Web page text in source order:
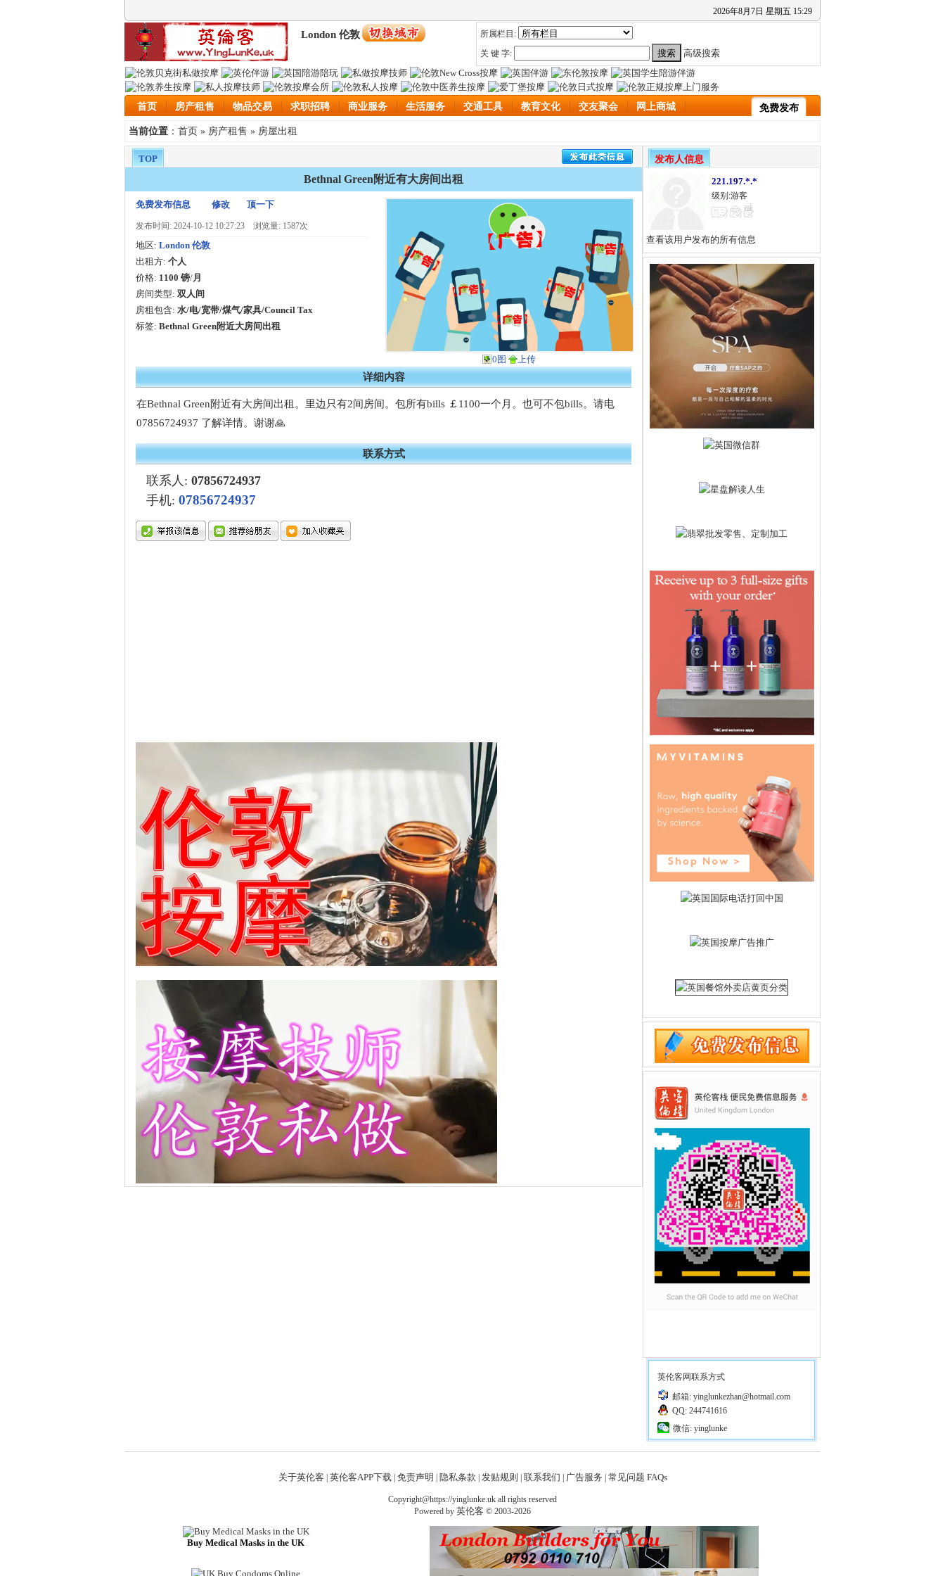
2026年8月 7日 星期五 15:29
London 伦敦
所属栏目:
关 键 字:
高级搜索
首页 房产租售 物品交易 求职招聘 商业服务 生活服务 交通工具 教育文化 交友聚会 网上商城 免费发布
当前位置 ： 首页 » 房产租售 » 房屋出租
TOP
Bethnal Green附近有大房间出租
免费发布信息 修改 顶一下
发布时间: 2024-10-12 10:27:23 浏览量: 1587次
地区: London 伦敦
出租方: 个人
价格: 1100 镑/月
房间类型: 双人间
房租包含: 水/电/宽带/煤气/家具/Council Tax
标签: Bethnal Green附近大房间出租
0图 上传
详细内容
在Bethnal Green附近有大房间出租。里边只有2间房间。包所有bills ￡1100一个月。也可不包bills。请电
07856724937 了解详情。谢谢🙏
联系方式
联系人: 07856724937
手机: 07856724937
发布人信息
221.197.*.*
级别:游客
查看该用户发布的所有信息
英伦客网联系方式
邮箱: yinglunkezhan@hotmail.com
QQ: 244741616
微信: yinglunke
关于英伦客 英伦客APP下载| 免责声明 隐私条款 发贴规则 联系我们 广告服务 常见问题 FAQs
Copyright@https://yinglunke.uk all rights reserved
Powered by 英伦客 © 2003-2026
Buy Medical Masks in the UK